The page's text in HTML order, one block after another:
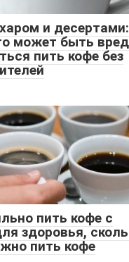
и десертами:
может быть
пить кофе без
пить кофе с
здоровья,
пить кофе